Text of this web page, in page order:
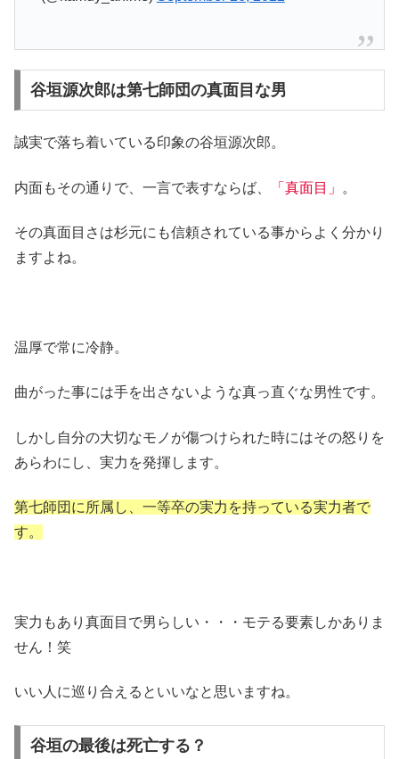
谷垣源次郎は第七師団の真面目な男
誠実で落ち着いている印象の谷垣源次郎。
内面もその通りで、一言で表すならば、 「真面目」 。
その真面目さは杉元にも信頼されている事からよく分かり
ますよね。
温厚で常に冷静。
曲がった事には手を出さないような真っ直ぐな男性です。
しかし自分の大切なモノが傷つけられた時にはその怒りを
あらわにし、実力を発揮します。
第七師団に所属し、一等卒の実力を持っている実力者で
す。
実力もあり真面目で男らしい・・・モテる要素しかありま
せん！笑
いい人に巡り合えるといいなと思いますね。
谷垣の最後は死亡する？